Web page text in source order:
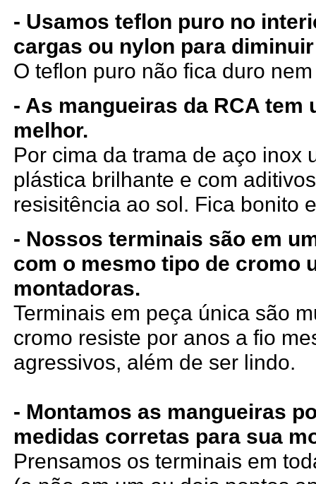
- Usamos teflon puro no
cargas ou nylon para
O teflon puro não fica duro
- As mangueiras da RCA tem
melhor.
Por cima da trama de aço inox
plástica brilhante e com
resisitência ao sol. Fica bonito
- Nossos terminais são em
com o mesmo tipo de cromo
montadoras.
Terminais em peça única são
cromo resiste por anos a fio
agressivos, além de ser lindo.
- Montamos as mangueiras
medidas corretas para sua
Prensamos os terminais em